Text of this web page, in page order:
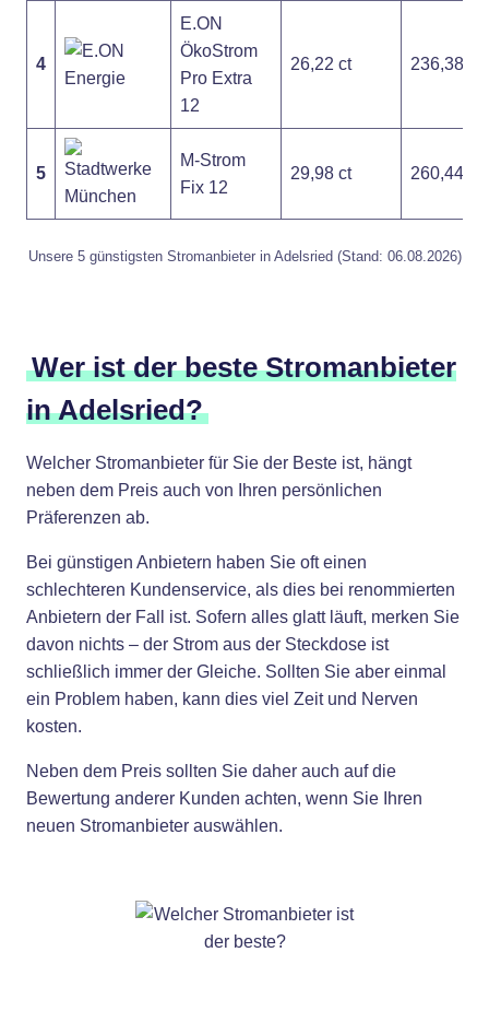
4
E.ON
ÖkoStrom
Pro Extra
12
26,22 ct 236,38 €
5
M-Strom
Fix 12
29,98 ct 260,44 €
Unsere 5 günstigsten Stromanbieter in Adelsried (Stand: 06.08.2026)
Wer ist der beste Stromanbieter
in Adelsried?
Welcher Stromanbieter für Sie der Beste ist, hängt
neben dem Preis auch von Ihren persönlichen
Präferenzen ab.
Bei günstigen Anbietern haben Sie oft einen
schlechteren Kundenservice, als dies bei renommierten
Anbietern der Fall ist. Sofern alles glatt läuft, merken Sie
davon nichts – der Strom aus der Steckdose ist
schließlich immer der Gleiche. Sollten Sie aber einmal
ein Problem haben, kann dies viel Zeit und Nerven
kosten.
Neben dem Preis sollten Sie daher auch auf die
Bewertung anderer Kunden achten, wenn Sie Ihren
neuen Stromanbieter auswählen.